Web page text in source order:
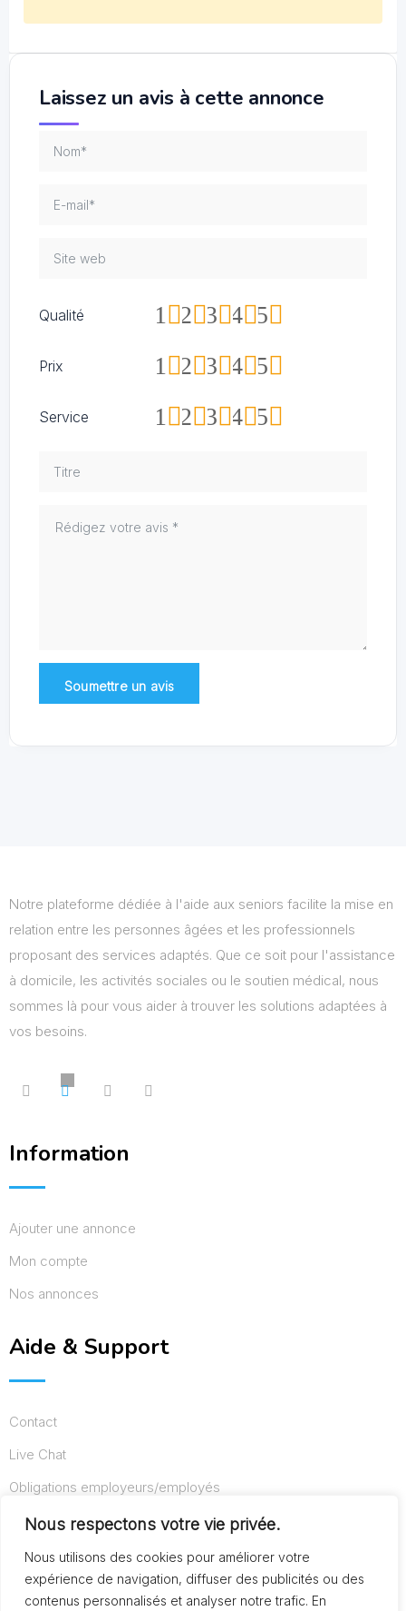
Nous respectons votre vie privée.
Nous utilisons des cookies pour améliorer votre
expérience de navigation, diffuser des publicités ou des
contenus personnalisés et analyser notre trafic. En
Laissez un avis à cette annonce
Qualité 5
4
3
2
1
Prix 5
4
3
2
1
Service 5
4
3
2
1
Notre plateforme dédiée à l'aide aux seniors facilite la mise en
relation entre les personnes âgées et les professionnels
proposant des services adaptés. Que ce soit pour l'assistance
à domicile, les activités sociales ou le soutien médical, nous
sommes là pour vous aider à trouver les solutions adaptées à
vos besoins.
Information
Ajouter une annonce
Mon compte
Nos annonces
Aide & Support
Contact
Live Chat
Obligations employeurs/employés
Conditions d’utilisation
Mentions légales